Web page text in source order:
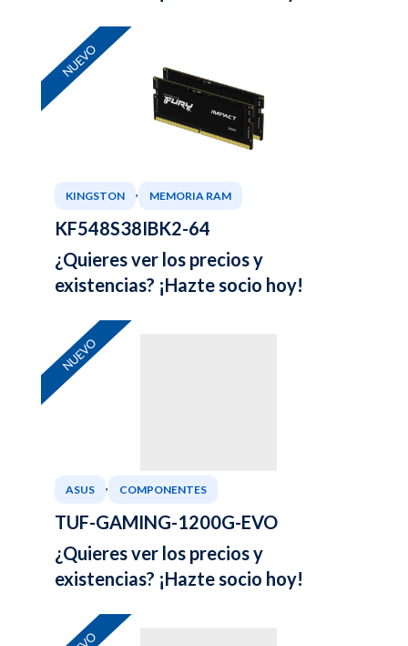
NUEVO
KINGSTON , MEMORIA RAM
KF548S38IBK2-64
¿Quieres ver los precios y
existencias? ¡Hazte socio hoy!
NUEVO
ASUS , COMPONENTES
TUF-GAMING-1200G-EVO
¿Quieres ver los precios y
existencias? ¡Hazte socio hoy!